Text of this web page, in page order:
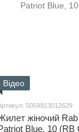
Відео
5059913012629
жіночий
Blue, 10 (RB